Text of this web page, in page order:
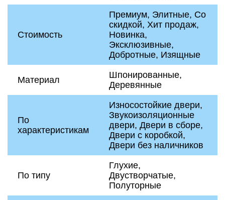
Стоимость
Премиум, Элитные, Со
скидкой, Хит продаж,
Новинка,
Эксклюзивные,
Добротные, Изящные
Материал
Шпонированные,
Деревянные
По
характеристикам
Износостойкие двери,
Звукоизоляционные
двери, Двери в сборе,
Двери с коробкой,
Двери без наличников
По типу
Глухие,
Двустворчатые,
Полуторные